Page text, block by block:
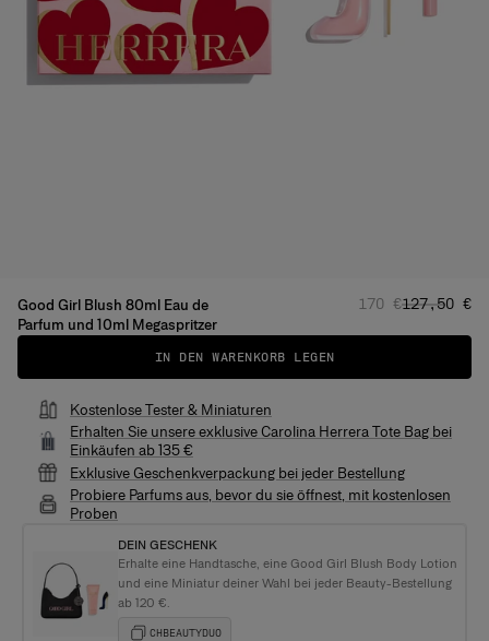
Good Girl Blush 80ml Eau de
Parfum und 10ml Megaspritzer
Regulärer Preis
170 €127,50 €
IN DEN WARENKORB LEGEN
Kostenlose Tester & Miniaturen
Erhalten Sie unsere exklusive Carolina Herrera Tote Bag bei
Einkäufen ab 135 €
Exklusive Geschenkverpackung bei jeder Bestellung
Probiere Parfums aus, bevor du sie öffnest, mit kostenlosen
Proben
DEIN GESCHENK
Erhalte eine Handtasche, eine Good Girl Blush Body Lotion
und eine Miniatur deiner Wahl bei jeder Beauty-Bestellung
ab 120 €.
CHBEAUTYDUO